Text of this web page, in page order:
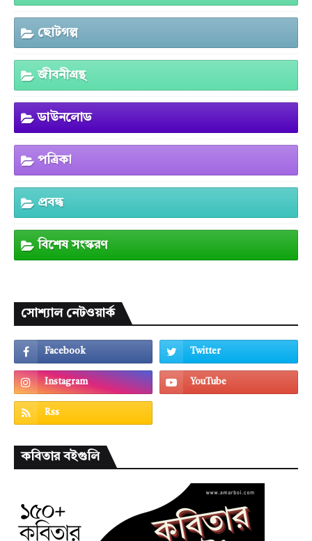
ছোটগল্প
জীবনীগ্রন্থ
ডাউনলোড
পত্রিকা
প্রবন্ধ
বিশেষ সংস্করণ
সোশ্যাল নেটওয়ার্ক
কবিতার বইগুলি